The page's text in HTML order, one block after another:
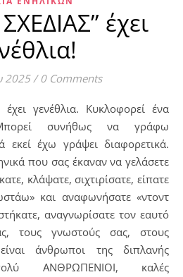
έχει
2025 / 0 Comments
συνήθως να γράφω
εκεί έχω γράψει διαφορετικά.
που σας έκαναν να γελάσετε
κλάψατε, σιχτιρίσατε, είπατε
και αναφωνήσατε «ντοντ
αναγνωρίσατε τον εαυτό
τους γνωστούς σας, στους
άνθρωποι της διπλανής
ΑΝΘΡΩΠΕΝΙΟΙ, καλές